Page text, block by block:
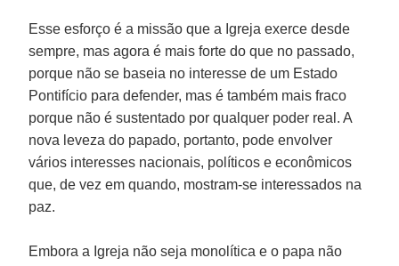
Esse esforço é a missão que a Igreja exerce desde
sempre, mas agora é mais forte do que no passado,
porque não se baseia no interesse de um Estado
Pontifício para defender, mas é também mais fraco
porque não é sustentado por qualquer poder real. A
nova leveza do papado, portanto, pode envolver
vários interesses nacionais, políticos e econômicos
que, de vez em quando, mostram-se interessados na
paz.
Embora a Igreja não seja monolítica e o papa não